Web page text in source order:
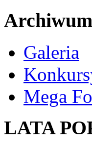
Archiwum
Galeria
Mega
LATA